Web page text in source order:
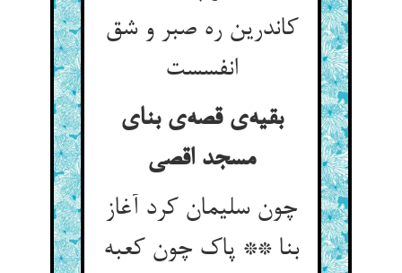
کاندرین ره صبر و شق
انفسست
بقیه‌ی قصه‌ی بنای
مسجد اقصی
چون سلیمان کرد آغاز
بنا ** پاک چون کعبه